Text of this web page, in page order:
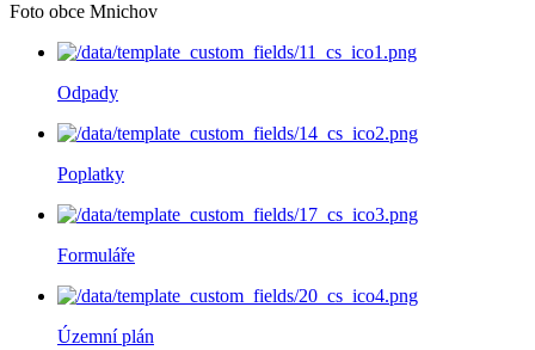
Foto obce Mnichov
Odpady
Poplatky
Formuláře
Územní plán